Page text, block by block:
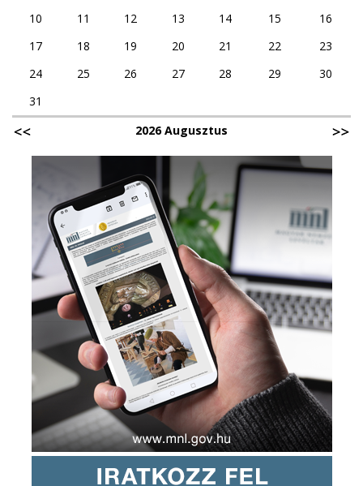
10
11 12 13 14 15
16
17
18 19 20 21 22
23
24
25 26 27 28 29
30
31
2026 Augusztus